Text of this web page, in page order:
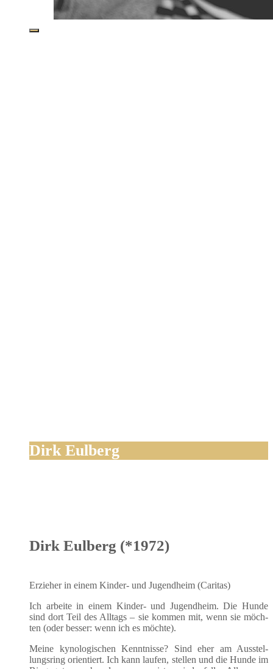
Dirk Eulberg
Dirk Eulberg (*1972)
Erzie­her in einem Kin­der- und Jugend­heim (Cari­tas)
Ich arbei­te in einem Kin­der- und Jugend­heim. Die Hun­de
sind dort Teil des All­tags – sie kom­men mit, wenn sie möch­
ten (oder bes­ser: wenn ich es möchte).
Mei­ne kyno­lo­gi­schen Kennt­nis­se? Sind eher am Aus­stel­
lungs­ring ori­en­tiert. Ich kann lau­fen, stel­len und die Hun­de im